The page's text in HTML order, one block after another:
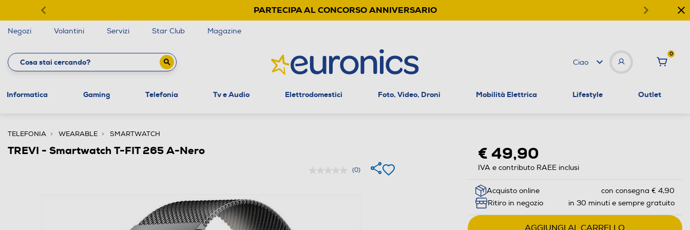
PARTECIPA AL CONCORSO ANNIVERSARIO
Negozi Volantini Servizi Star Club Magazine
Ciao
0
Informatica Gaming Telefonia Tv e Audio Elettrodomestici Foto, Video, Droni Mobilità Elettrica Lifestyle Outlet
TELEFONIA WEARABLE SMARTWATCH
TREVI - Smartwatch T-FIT 265 A-Nero
(0)
€ 49,90
IVA e contributo RAEE inclusi
Acquisto online
con consegna € 4,90
Ritiro in negozio
in 30 minuti e sempre gratuito
AGGIUNGI AL CARRELLO